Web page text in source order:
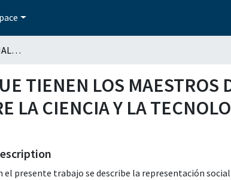
REPRESENTACIÓN SOCIAL QUE TIENEN LOS MAESTROS DE PRIMARIA DEL MUNICIPIO DE PUEBLA SOBRE LA CIENCIA Y LA TECNOLOGÍA Y SU RELACIÓN CON EL AMBIENTE
TIENEN LOS MAESTROS
LA CIENCIA Y LA
el presente trabajo se describe la representación